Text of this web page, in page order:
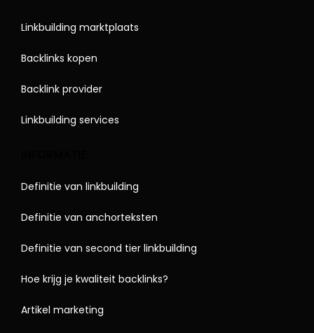
Linkbuilding marktplaats
Backlinks kopen
Backlink provider
Linkbuilding services
Definitie van linkbuilding
Definitie van anchorteksten
Definitie van second tier linkbuilding
Hoe krijg je kwaliteit backlinks?
Artikel marketing